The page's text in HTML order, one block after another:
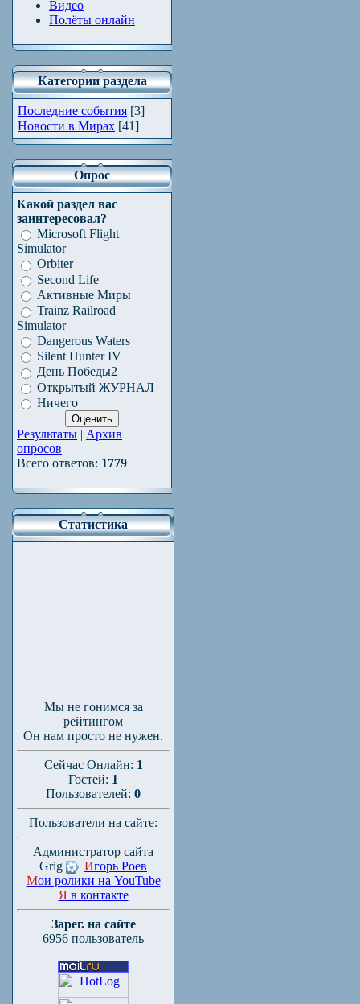
Видео
Полёты онлайн
Категории раздела
Последние события [3]
Новости в Мирах [41]
Опрос
Какой раздел вас
заинтересовал?
Microsoft Flight
Simulator
Orbiter
Second Life
Активные Миры
Trainz Railroad
Simulator
Dangerous Waters
Silent Hunter IV
День Победы2
Открытый ЖУРНАЛ
Ничего
Результаты | Архив
опросов
Всего ответов: 1779
Статистика
Мы не гонимся за
рейтингом
Он нам просто не нужен.
Сейчас Онлайн: 1
Гостей: 1
Пользователей: 0
Пользователи на сайте:
Администратор сайта
Grig
Игорь Роев
Мои ролики на YouTube
Я в контакте
Зарег. на сайте
6956 пользователь